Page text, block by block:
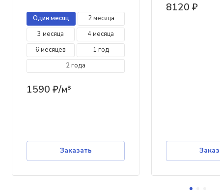
Один месяц
2 месяца
3 месяца
4 месяца
6 месяцев
1 год
2 года
1590 ₽/м³
Заказать
8120 ₽